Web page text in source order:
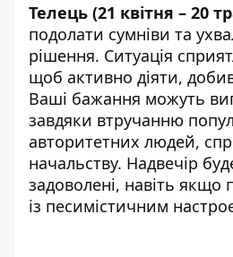
Телець (21 квітня – 20
подолати сумніви та
рішення. Ситуація
щоб активно діяти,
Ваші бажання можуть
завдяки втручанню
авторитетних людей,
начальству. Надвечір
задоволені, навіть якщо
із песимістичним